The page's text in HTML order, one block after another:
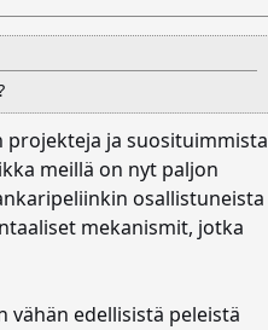
projekteja ja suosituimmista
meillä on nyt paljon
osallistuneista
mekanismit, jotka
edellisistä peleistä